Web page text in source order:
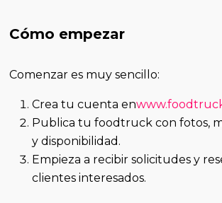
Cómo empezar
Comenzar es muy sencillo:
Crea tu cuenta en
Publica tu foodtruck con fotos,
y disponibilidad.
Empieza a recibir solicitudes y
clientes interesados.